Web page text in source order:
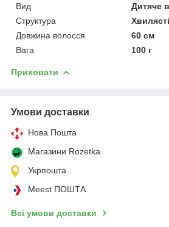
Вид
Дитяче
Структура
Хвилясті
Довжина волосся
60 см
Вага
100 г
Приховати
Умови доставки
Нова Пошта
Магазини Rozetka
Укрпошта
Meest ПОШТА
Всі умови доставки